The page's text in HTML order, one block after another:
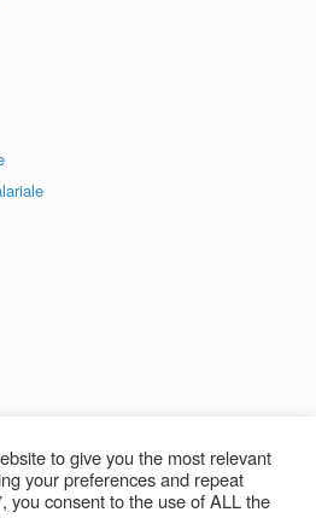
to give you the most relevant
your preferences and repeat
you consent to the use of ALL the